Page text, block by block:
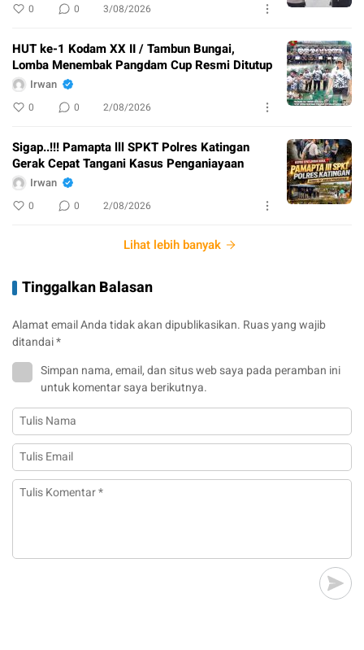
0 0 3/08/2026
HUT ke-1 Kodam XX II / Tambun Bungai,
Lomba Menembak Pangdam Cup Resmi Ditutup
Irwan
0 0 2/08/2026
Sigap..!!! Pamapta lll SPKT Polres Katingan
Gerak Cepat Tangani Kasus Penganiayaan
Irwan
0 0 2/08/2026
Lihat lebih banyak
Tinggalkan Balasan
Alamat email Anda tidak akan dipublikasikan. Ruas yang wajib
ditandai*
Simpan nama, email, dan situs web saya pada peramban ini
untuk komentar saya berikutnya.